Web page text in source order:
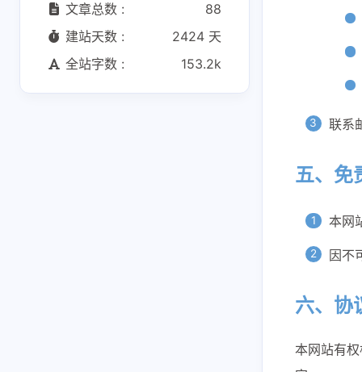
联系
五、免
本网
因不
六、协
本网站有
文章总数 :
88
建站天数 :
2424 天
全站字数 :
153.2k